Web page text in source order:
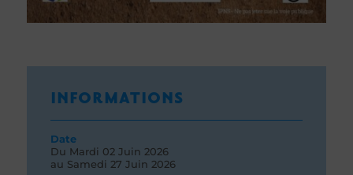
INFORMATIONS
Date
Du Mardi 02 Juin 2026
au Samedi 27 Juin 2026